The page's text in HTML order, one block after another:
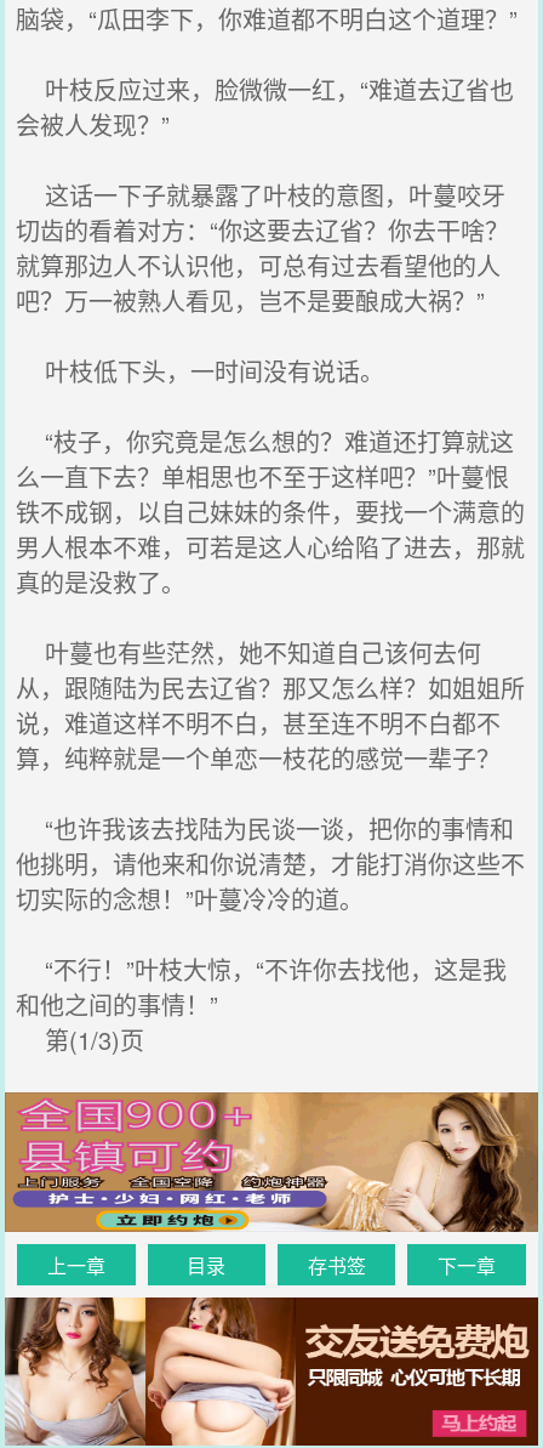
脑袋，“瓜田李下，你难道都不明白这个道理？”
叶枝反应过来，脸微微一红，“难道去辽省也
会被人发现？”
这话一下子就暴露了叶枝的意图，叶蔓咬牙
切齿的看着对方：“你这要去辽省？你去干啥？
就算那边人不认识他，可总有过去看望他的人
吧？万一被熟人看见，岂不是要酿成大祸？”
叶枝低下头，一时间没有说话。
“枝子，你究竟是怎么想的？难道还打算就这
么一直下去？单相思也不至于这样吧？”叶蔓恨
铁不成钢，以自己妹妹的条件，要找一个满意的
男人根本不难，可若是这人心给陷了进去，那就
真的是没救了。
叶蔓也有些茫然，她不知道自己该何去何
从，跟随陆为民去辽省？那又怎么样？如姐姐所
说，难道这样不明不白，甚至连不明不白都不
算，纯粹就是一个单恋一枝花的感觉一辈子？
“也许我该去找陆为民谈一谈，把你的事情和
他挑明，请他来和你说清楚，才能打消你这些不
切实际的念想！”叶蔓冷冷的道。
“不行！”叶枝大惊，“不许你去找他，这是我
和他之间的事情！”
第(1/3)页
上一章 目录 存书签 下一章